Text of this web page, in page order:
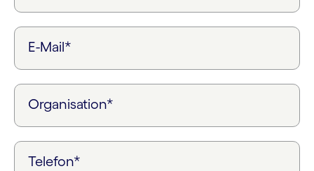
E-Mail*
Organisation*
Telefon*